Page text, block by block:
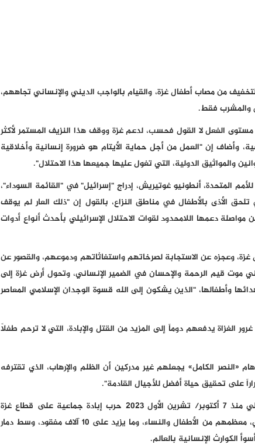
من مصاب أطفال غزة، والقيام بالواجب الديني والإنساني تجاههم،
والمشرب فقط.
مستوى الفعل لا القول فحسب، لدعم غزة ووقف هذا النزيف المستمر لأكثر
وأضاف إن "العمل من أجل حماية الأيتام هو ضرورة إنسانية وأخلاقية
والمواثيق الدولية، التي تغول عليها جميعها هذا الاحتلال".
المتحدة، أنطونيو غوتيريش، إدراج "إسرائيل" في "القائمة السوداء"،
الأذى بالأطفال في مناطق النزاع، بالقول إن "ذلك العار لم يوقف
دعمها اللامحدود لقوات الاحتلال الإسرائيلي بأحدث أنواع أدوات
وعجزه عن الاستجابة لصرخاتهم واستغاثاتهم ودموعهم، والقصور عن
موت قيم الرحمة والإحسان في الضمير الإنساني، وتحول أرض غزة إلى
وأطفالها، "الذين يشكون إلى الله قسوة الوجدان الإسلامي المعاصر
الغزاة يدفعهم دوماً إلى المزيد من القتل والإبادة، التي لا ترحم طفلاً
«النصر الكامل» يجعلهم غير مدركين أن الظلم والإرهاب، الذي تقترفه
على تحقيق حياة أفضل للأجيال القادمة".
وبدعم أمريكي مطلق يشن جيش الاحتلال الإسرائيلي منذ 7 أكتوبر/ تشرين الأول 2023 حرب إبادة جماعية على قطاع غزة
أسفرت عن أكثر من 140 ألف شهيد وجريح فلسطيني، معظمهم من الأطفال والنساء، وما يزيد على 10 آلاف مفقود، وسط دمار
الكوارث الإنسانية بالعالم.